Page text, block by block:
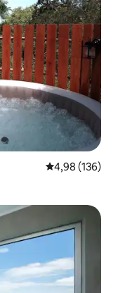
Évaluation
4,98 (136)